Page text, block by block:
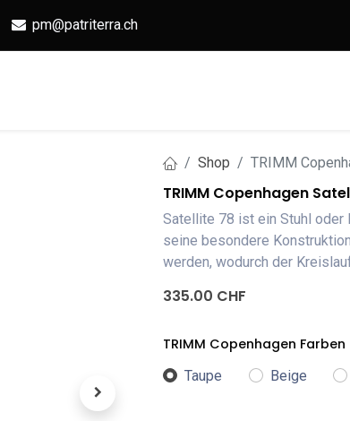
pm@patriterra.ch
Shop TRIMM
TRIMM Copenhagen
Satellite 78 ist ein Stuhl oder
seine besondere
werden, wodurch der
335.00 CHF
TRIMM Copenhagen Farben
Taupe Beige